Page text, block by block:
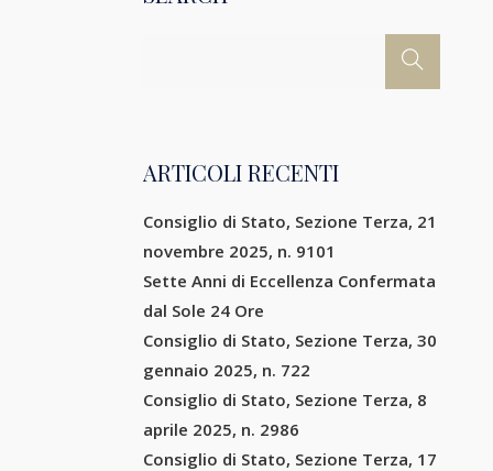
ARTICOLI RECENTI
Consiglio di Stato, Sezione Terza, 21
novembre 2025, n. 9101
Sette Anni di Eccellenza Confermata
dal Sole 24 Ore
Consiglio di Stato, Sezione Terza, 30
gennaio 2025, n. 722
Consiglio di Stato, Sezione Terza, 8
aprile 2025, n. 2986
Consiglio di Stato, Sezione Terza, 17